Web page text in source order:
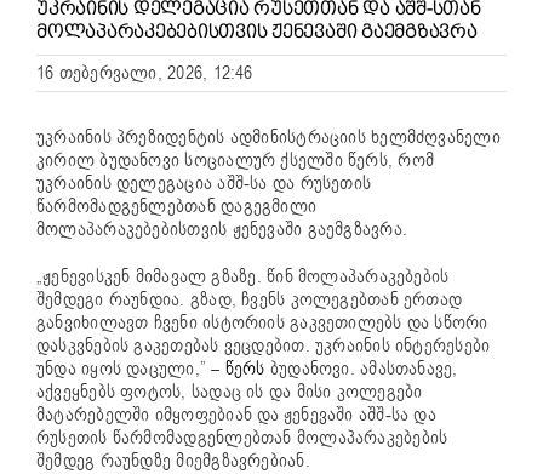
ᲣᲙᲠᲐᲘᲜᲘᲡ ᲓᲔᲚᲔᲒᲐᲪᲘᲐ ᲠᲣᲡᲔᲗᲗᲐᲜ ᲓᲐ ᲐᲨᲨ-ᲡᲗᲐᲜ
ᲛᲝᲚᲐᲞᲐᲠᲐᲙᲔᲑᲔᲑᲘᲡᲗᲕᲘᲡ ᲟᲔᲜᲔᲕᲐᲨᲘ ᲒᲐᲔᲛᲒᲖᲐᲕᲠᲐ
16 თებერვალი, 2026, 12:46
უკრაინის პრეზიდენტის ადმინისტრაციის ხელმძღვანელი
კირილ ბუდანოვი სოციალურ ქსელში წერს, რომ
უკრაინის დელეგაცია აშშ-სა და რუსეთის
წარმომადგენლებთან დაგეგმილი
მოლაპარაკებებისთვის ჟენევაში გაემგზავრა.
„ჟენევისკენ მიმავალ გზაზე. წინ მოლაპარაკებების
შემდეგი რაუნდია. გზად, ჩვენს კოლეგებთან ერთად
განვიხილავთ ჩვენი ისტორიის გაკვეთილებს და სწორი
დასკვნების გაკეთებას ვეცდებით. უკრაინის ინტერესები
უნდა იყოს დაცული,” – წერს ბუდანოვი. ამასთანავე,
აქვეყნებს ფოტოს, სადაც ის და მისი კოლეგები
მატარებელში იმყოფებიან და ჟენევაში აშშ-სა და
რუსეთის წარმომადგენლებთან მოლაპარაკებების
შემდეგ რაუნდზე მიემგზავრებიან.